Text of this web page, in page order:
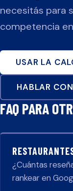
necesitás para
competencia
USAR LA
HABLAR
FAQ PARA
¿Cuántas
rankear en